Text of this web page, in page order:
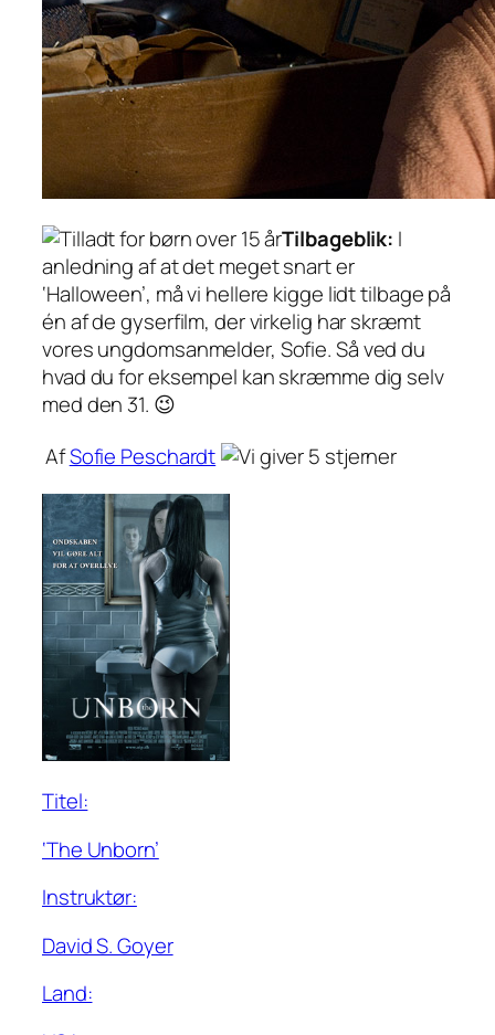
Tilbageblik: I
anledning af at det meget snart er
‘Halloween’, må vi hellere kigge lidt tilbage på
én af de gyserfilm, der virkelig har skræmt
vores ungdomsanmelder, Sofie. Så ved du
hvad du for eksempel kan skræmme dig selv
med den 31. 😉
AfSofie Peschardt
Titel:
‘The Unborn’
Instruktør:
David S. Goyer
Land: